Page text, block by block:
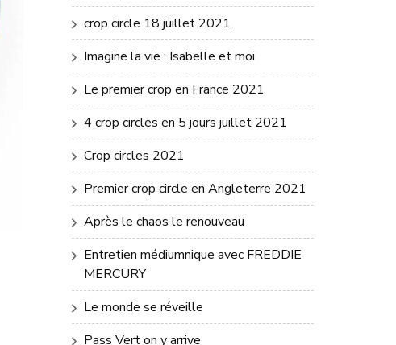
crop circle 18 juillet 2021
Imagine la vie : Isabelle et moi
Le premier crop en France 2021
4 crop circles en 5 jours juillet 2021
Crop circles 2021
Premier crop circle en Angleterre 2021
Après le chaos le renouveau
Entretien médiumnique avec FREDDIE
MERCURY
Le monde se réveille
Pass Vert on y arrive